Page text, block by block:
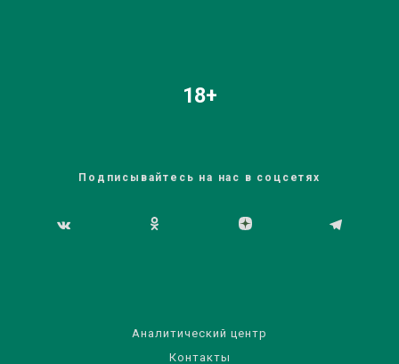
18+
Подписывайтесь на нас в соцсетях
Аналитический центр
Контакты